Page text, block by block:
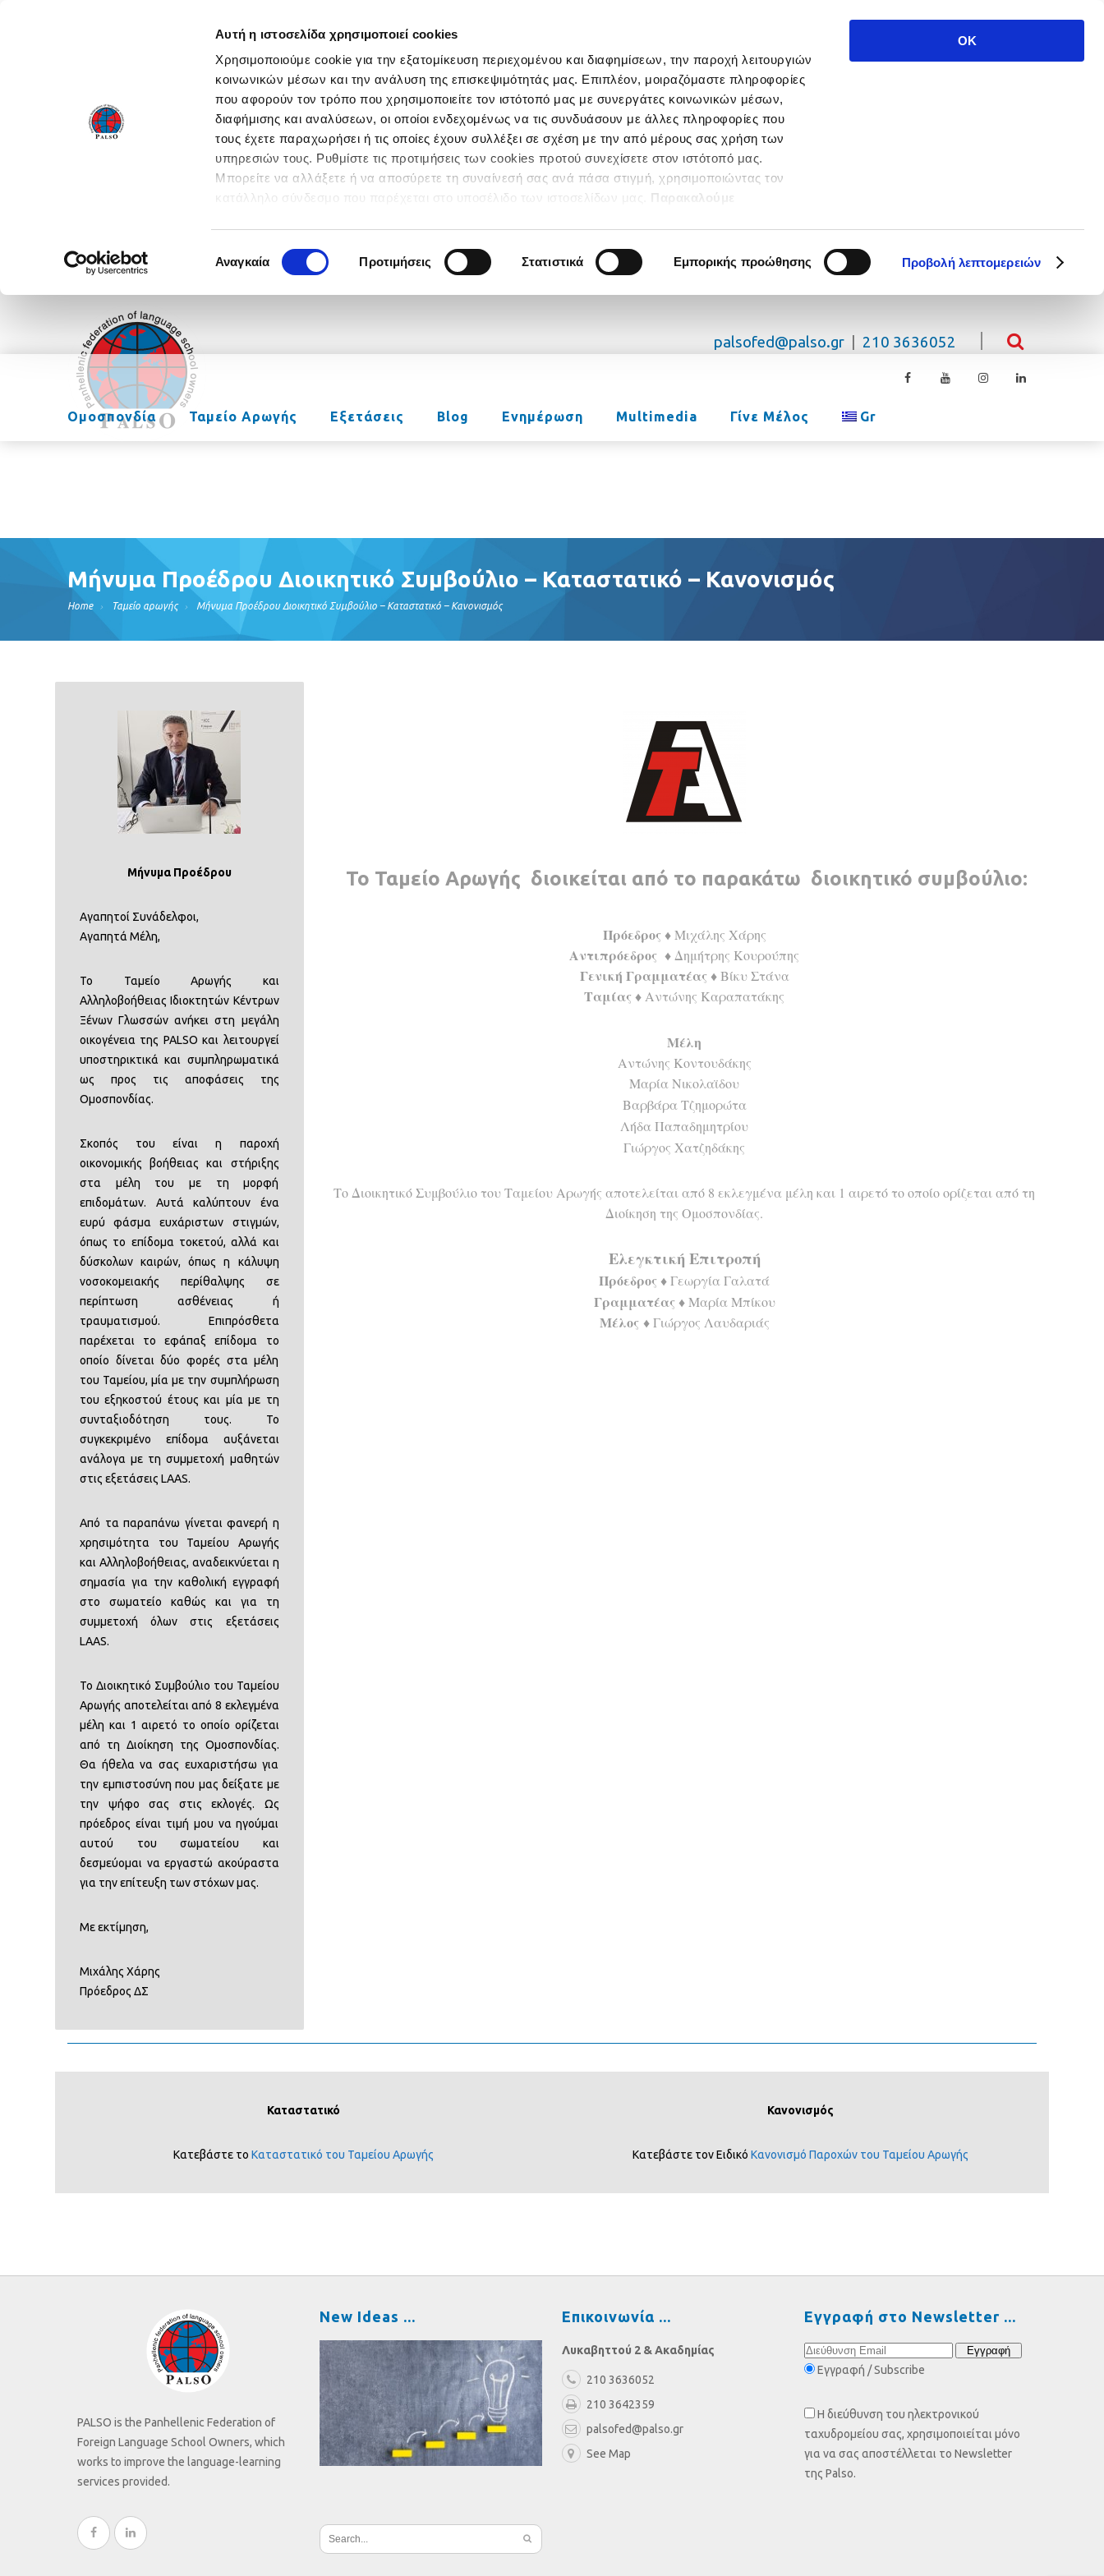
Αυτή η ιστοσελίδα χρησιμοποιεί cookies
Χρησιμοποιούμε cookie για την εξατομίκευση περιεχομένου και διαφημίσεων, την παροχή λειτουργιών
κοινωνικών μέσων και την ανάλυση της επισκεψιμότητάς μας. Επιπλέον, μοιραζόμαστε πληροφορίες
που αφορούν τον τρόπο που χρησιμοποιείτε τον ιστότοπό μας με συνεργάτες κοινωνικών μέσων,
διαφήμισης και αναλύσεων, οι οποίοι ενδεχομένως να τις συνδυάσουν με άλλες πληροφορίες που
τους έχετε παραχωρήσει ή τις οποίες έχουν συλλέξει σε σχέση με την από μέρους σας χρήση των
υπηρεσιών τους. Ρυθμίστε τις προτιμήσεις των cookies προτού συνεχίσετε στον ιστότοπό μας.
Μπορείτε να αλλάξετε ή να αποσύρετε τη συναίνεσή σας ανά πάσα στιγμή, χρησιμοποιώντας τον
κατάλληλο σύνδεσμο που παρέχεται στο υποσέλιδο των ιστοσελίδων μας. Παρακαλούμε
συγκατάθεσης
Αναγκαία Προτιμήσεις Στατιστικά Εμπορικής προώθησης Προβολή λεπτομερειών
OK
palsofed@palso.gr 210 3636052
Ομοσπονδία Ταμείο Αρωγής Εξετάσεις Blog Ενημέρωση Multimedia Γίνε Μέλος Gr
Μήνυμα Προέδρου Διοικητικό Συμβούλιο – Καταστατικό – Κανονισμός
Home Ταμείο αρωγής Μήνυμα Προέδρου Διοικητικό Συμβούλιο – Καταστατικό – Κανονισμός
Μήνυμα Προέδρου
Αγαπητοί Συνάδελφοι,
Αγαπητά Μέλη,
Το Ταµείο Αρωγής και
Αλληλοβοήθειας Ιδιοκτητών Κέντρων
Ξένων Γλωσσών ανήκει στη µεγάλη
οικογένεια της PALSO και λειτουργεί
υποστηρικτικά και συµπληρωµατικά
ως προς τις αποφάσεις της
Οµοσπονδίας.
Σκοπός του είναι η παροχή
οικονοµικής βοήθειας και στήριξης
στα µέλη του µε τη µορφή
επιδοµάτων. Αυτά καλύπτουν ένα
ευρύ φάσµα ευχάριστων στιγµών,
όπως το επίδοµα τοκετού, αλλά και
δύσκολων καιρών, όπως η κάλυψη
νοσοκοµειακής περίθαλψης σε
περίπτωση ασθένειας ή
τραυµατισµού. Επιπρόσθετα
παρέχεται το εφάπαξ επίδοµα το
οποίο δίνεται δύο φορές στα µέλη
του Ταµείου, µία µε την συµπλήρωση
του εξηκοστού έτους και µία µε τη
συνταξιοδότηση τους. Το
συγκεκριµένο επίδοµα αυξάνεται
ανάλογα µε τη συµµετοχή µαθητών
στις εξετάσεις LAAS.
Από τα παραπάνω γίνεται φανερή η
χρησιµότητα του Ταµείου Αρωγής
και Αλληλοβοήθειας, αναδεικνύεται η
σηµασία για την καθολική εγγραφή
στο σωµατείο καθώς και για τη
συµµετοχή όλων στις εξετάσεις
LAAS.
Το Διοικητικό Συµβούλιο του Ταµείου
Αρωγής αποτελείται από 8 εκλεγµένα
µέλη και 1 αιρετό το οποίο ορίζεται
από τη Διοίκηση της Οµοσπονδίας.
Θα ήθελα να σας ευχαριστήσω για
την εµπιστοσύνη που µας δείξατε µε
την ψήφο σας στις εκλογές. Ως
πρόεδρος είναι τιµή µου να ηγούµαι
αυτού του σωµατείου και
δεσµεύοµαι να εργαστώ ακούραστα
για την επίτευξη των στόχων µας.
Με εκτίµηση,
Μιχάλης Χάρης
Πρόεδρος ΔΣ
Το Ταμείο Αρωγής διοικείται από το παρακάτω διοικητικό συμβούλιο:
Πρόεδρος♦ Μιχάλης Χάρης
Αντιπρόεδρος ♦ Δημήτρης Κουρούπης
Γενική Γραμματέας♦ Βίκυ Στάνα
Ταμίας♦ Αντώνης Καραπατάκης
Μέλη
Αντώνης Κοντουδάκης
Μαρία Νικολαϊδου
Βαρβάρα Τζημορώτα
Λήδα Παπαδημητρίου
Γιώργος Χατζηδάκης
Το Διοικητικό Συμβούλιο του Ταμείου Αρωγής αποτελείται από 8 εκλεγμένα μέλη και 1 αιρετό το οποίο ορίζεται από τη
Διοίκηση της Ομοσπονδίας.
Ελεγκτική Επιτροπή
Πρόεδρος♦Γεωργία Γαλατά
Γραμματέας♦Μαρία Μπίκου
Μέλος♦Γιώργος Λαυδαριάς
Καταστατικό
Κατεβάστε το Καταστατικό του Ταμείου Αρωγής
Κανονισμός
Κατεβάστε τον Ειδικό Κανονισμό Παροχών του Ταμείου Αρωγής
PALSO is the Panhellenic Federation of
Foreign Language School Owners, which
works to improve the language-learning
services provided.
New Ideas Επικοινωνία
Λυκαβηττού 2 & Ακαδημίας
210 3636052
210 3642359
palsofed@palso.gr
See Map
Εγγραφή στο Newsletter
Εγγραφή / Subscribe
Η διεύθυνση του ηλεκτρονικού
ταχυδρομείου σας, χρησιμοποιείται μόνο
για να σας αποστέλλεται το Newsletter
της Palso.